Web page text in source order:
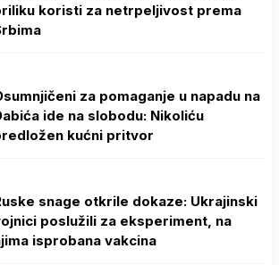
koristi za netrpeljivost prema
za pomaganje u napadu na
ide na slobodu: Nikoliću
kućni pritvor
snage otkrile dokaze: Ukrajinski
poslužili za eksperiment, na
isprobana vakcina